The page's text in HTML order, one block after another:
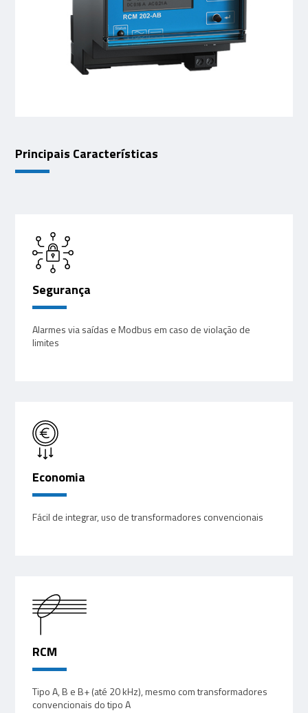
Principais Características
Segurança
Alarmes via saídas e Modbus em caso de violação de
limites
Economia
Fácil de integrar, uso de transformadores convencionais
RCM
Tipo A, B e B+ (até 20 kHz), mesmo com transformadores
convencionais do tipo A